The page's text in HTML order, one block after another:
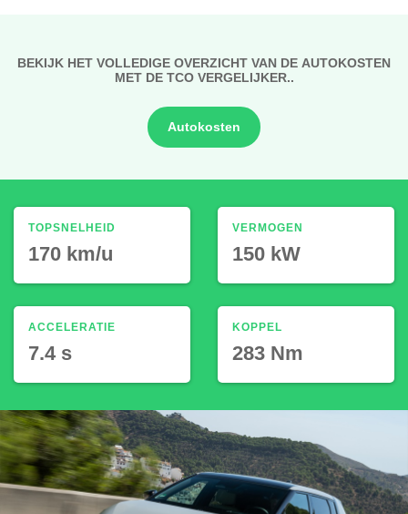
BEKIJK HET VOLLEDIGE OVERZICHT VAN DE AUTOKOSTEN
MET DE TCO VERGELIJKER..
Autokosten
TOPSNELHEID
170 km/u
ACCELERATIE
7.4 s
VERMOGEN
150 kW
KOPPEL
283 Nm